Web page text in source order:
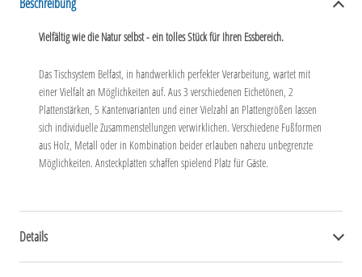
Vielfältig wie die Natur selbst - ein tolles Stück für Ihren Essbereich.
Das Tischsystem Belfast, in handwerklich perfekter Verarbeitung, wartet mit
einer Vielfalt an Möglichkeiten auf. Aus 3 verschiedenen Eichetönen, 2
Plattenstärken, 5 Kantenvarianten und einer Vielzahl an Plattengrößen lassen
sich individuelle Zusammenstellungen verwirklichen. Verschiedene Fußformen
aus Holz, Metall oder in Kombination beider erlauben nahezu unbegrenzte
Möglichkeiten. Ansteckplatten schaffen spielend Platz für Gäste.
Details